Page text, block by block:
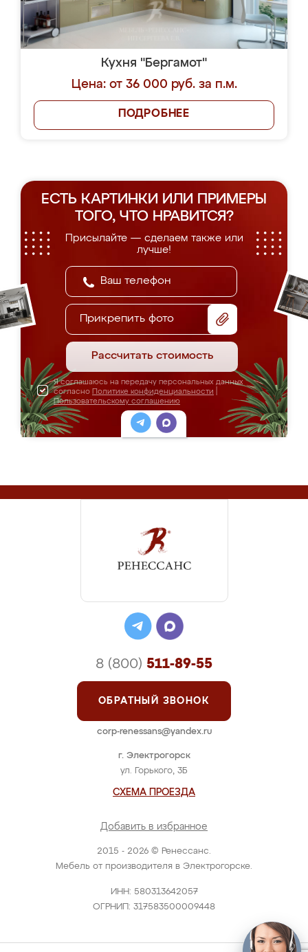
Кухня "Бергамот"
Цена: от 36 000 руб. за п.м.
ПОДРОБНЕЕ
ЕСТЬ КАРТИНКИ ИЛИ ПРИМЕРЫ
ТОГО, ЧТО НРАВИТСЯ?
Присылайте — сделаем также или
лучше!
Прикрепить фото
Рассчитать стоимость
Я соглашаюсь на передачу персональных данных
согласно Политике конфиденциальности
Пользовательскому соглашению
2015 - 2026 © Ренессанс.
Мебель от производителя в Электрогорске.
ИНН: 580313642057
ОГРНИП: 317583500009448
г. Электрогорск
ул. Горького, 3Б
СХЕМА ПРОЕЗДА
Добавить в избранное
8 (800) 511-89-55
ОБРАТНЫЙ ЗВОНОК
corp-renessans@yandex.ru